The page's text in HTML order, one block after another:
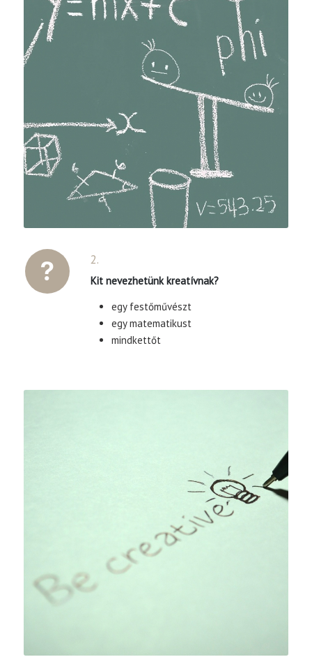
2.
Kit nevezhetünk kreatívnak?
egy festőművészt
egy matematikust
mindkettőt